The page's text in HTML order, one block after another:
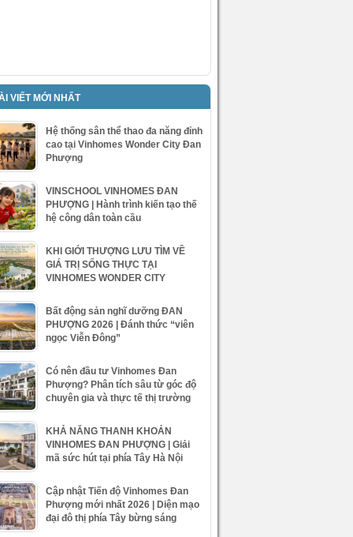
VIẾT MỚI NHẤT
Hệ thống sân thể thao đa năng đỉnh
cao tại Vinhomes Wonder City Đan
Phượng
VINSCHOOL VINHOMES ĐAN
PHƯỢNG | Hành trình kiến tạo thế
hệ công dân toàn cầu
KHI GIỚI THƯỢNG LƯU TÌM VỀ
GIÁ TRỊ SỐNG THỰC TẠI
VINHOMES WONDER CITY
Bất động sản nghĩ dưỡng ĐAN
PHƯỢNG 2026 | Đánh thức “viên
ngọc Viễn Đông”
Có nên đầu tư Vinhomes Đan
Phượng? Phân tích sâu từ góc độ
chuyên gia và thực tế thị trường
KHẢ NĂNG THANH KHOẢN
VINHOMES ĐAN PHƯỢNG | Giải
mã sức hút tại phía Tây Hà Nội
Cập nhật Tiến độ Vinhomes Đan
Phượng mới nhất 2026 | Diện mạo
đại đô thị phía Tây bừng sáng